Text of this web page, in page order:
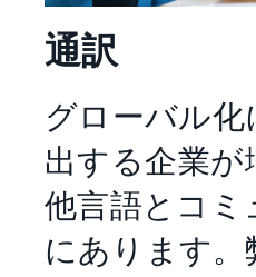
通訳
グローバル
出する企業が
他言語とコミ
にあります